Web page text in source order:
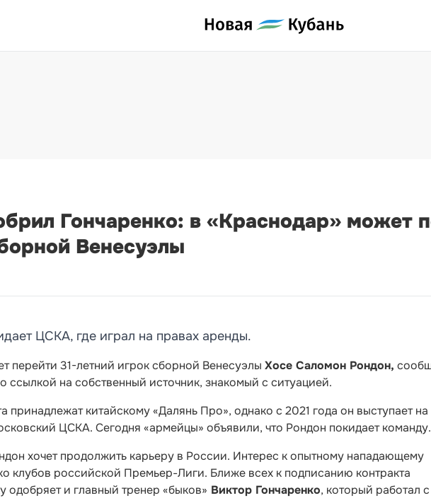
Гончаренко: в «Краснодар» может
Венесуэлы
ЦСКА, где играл на правах аренды.
перейти 31-летний игрок сборной Венесуэлы Хосе Саломон Рондон,
ссылкой на собственный источник, знакомый с ситуацией.
принадлежат китайскому «Далянь Про», однако с 2021 года он выступает на
ЦСКА. Сегодня «армейцы» объявили, что Рондон покидает команду.
хочет продолжить карьеру в России. Интерес к опытному нападающему
клубов российской Премьер-Лиги. Ближе всех к подписанию контракта
одобряет и главный тренер «быков» Виктор Гончаренко, который работал с